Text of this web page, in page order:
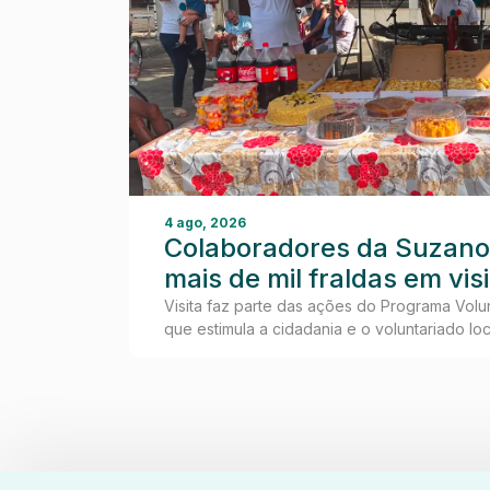
4 ago, 2026
Colaboradores da
mais de mil fraldas em
Idosos de Teixeira de
Visita faz parte das ações do Programa
que estimula a cidadania e o voluntariado